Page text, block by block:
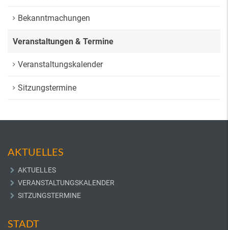
Bekanntmachungen
Veranstaltungen & Termine
Veranstaltungskalender
Sitzungstermine
AKTUELLES
AKTUELLES
VERANSTALTUNGSKALENDER
SITZUNGSTERMINE
STADT